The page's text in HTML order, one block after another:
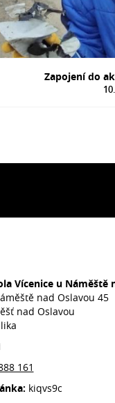
Zapojení do
Vícenice u Náměště
nad Oslavou 45
nad Oslavou
161
kiqvs9c